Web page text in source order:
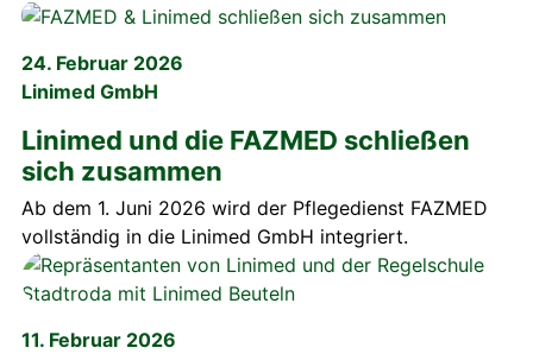
24. Februar 2026
Linimed GmbH
Linimed und die FAZMED schließen
sich zusammen
Ab dem 1. Juni 2026 wird der Pflegedienst FAZMED
vollständig in die Linimed GmbH integriert.
11. Februar 2026